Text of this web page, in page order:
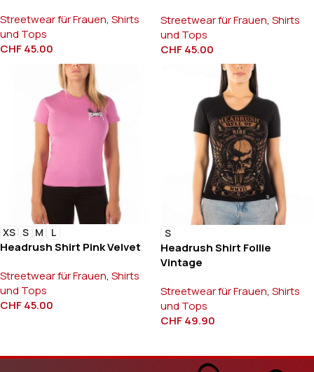
Streetwear für Frauen, Shirts
und Tops
CHF45.00
Streetwear für Frauen, Shirts
und Tops
CHF45.00
XS S M L
Headrush Shirt Pink Velvet
Streetwear für Frauen, Shirts
und Tops
CHF45.00
S
Headrush Shirt Follie
Vintage
Streetwear für Frauen, Shirts
und Tops
CHF49.90